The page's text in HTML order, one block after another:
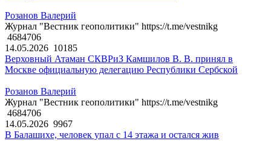
Розанов Валерий
Журнал "Вестник геополитики" https://t.me/vestnikg
4684706
14.05.2026 10185
Верховный Атаман СКВРиЗ Камшилов В. В. принял в
Москве официальную делегацию Республики Сербской
Розанов Валерий
Журнал "Вестник геополитики" https://t.me/vestnikg
4684706
14.05.2026 9967
В Балашихе, человек упал с 14 этажа и остался жив